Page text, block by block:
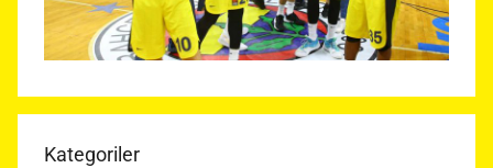
Kategoriler